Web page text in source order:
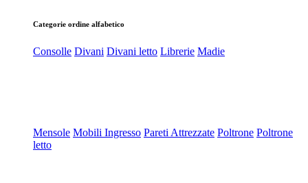
Categorie ordine alfabetico
Consolle Divani Divani letto Librerie Madie
Mensole Mobili Ingresso Pareti Attrezzate Poltrone Poltrone
letto